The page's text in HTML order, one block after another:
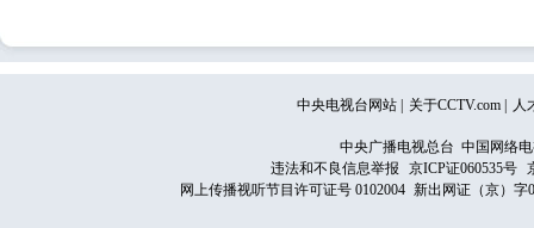
中央电视台网站 关于CCTV.com 人
中央广播电视总台 中国网络
违法和不良信息举报
京ICP证060535号
网上传播视听节目许可证号 0102004 新出网证（京）